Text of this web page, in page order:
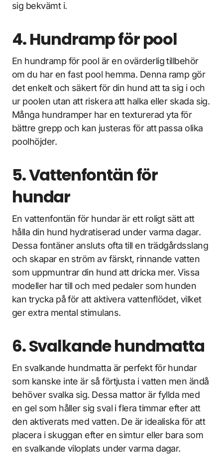
sig bekvämt i.
4. Hundramp för pool
En hundramp för pool är en ovärderlig tillbehör
om du har en fast pool hemma. Denna ramp gör
det enkelt och säkert för din hund att ta sig i och
ur poolen utan att riskera att halka eller skada sig.
Många hundramper har en texturerad yta för
bättre grepp och kan justeras för att passa olika
poolhöjder.
5. Vattenfontän för
hundar
En vattenfontän för hundar är ett roligt sätt att
hålla din hund hydratiserad under varma dagar.
Dessa fontäner ansluts ofta till en trädgårdsslang
och skapar en ström av färskt, rinnande vatten
som uppmuntrar din hund att dricka mer. Vissa
modeller har till och med pedaler som hunden
kan trycka på för att aktivera vattenflödet, vilket
ger extra mental stimulans.
6. Svalkande hundmatta
En svalkande hundmatta är perfekt för hundar
som kanske inte är så förtjusta i vatten men ändå
behöver svalka sig. Dessa mattor är fyllda med
en gel som håller sig sval i flera timmar efter att
den aktiverats med vatten. De är idealiska för att
placera i skuggan efter en simtur eller bara som
en svalkande viloplats under varma dagar.